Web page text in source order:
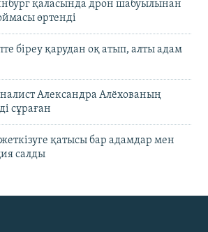
қаласында дрон шабуылынан
өртенді
біреу қарудан оқ атып, алты адам
Александра Алёхованың
сұраған
қатысы бар адамдар мен
салды